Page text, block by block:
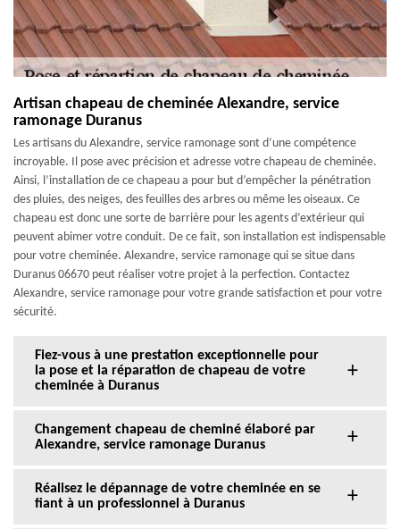
Artisan chapeau de cheminée Alexandre, service
ramonage Duranus
Les artisans du Alexandre, service ramonage sont d’une compétence
incroyable. Il pose avec précision et adresse votre chapeau de cheminée.
Ainsi, l’installation de ce chapeau a pour but d’empêcher la pénétration
des pluies, des neiges, des feuilles des arbres ou même les oiseaux. Ce
chapeau est donc une sorte de barrière pour les agents d’extérieur qui
peuvent abimer votre conduit. De ce fait, son installation est indispensable
pour votre cheminée. Alexandre, service ramonage qui se situe dans
Duranus 06670 peut réaliser votre projet à la perfection. Contactez
Alexandre, service ramonage pour votre grande satisfaction et pour votre
sécurité.
Fiez-vous à une prestation exceptionnelle pour
la pose et la réparation de chapeau de votre
cheminée à Duranus
Changement chapeau de cheminé élaboré par
Alexandre, service ramonage Duranus
Réalisez le dépannage de votre cheminée en se
fiant à un professionnel à Duranus